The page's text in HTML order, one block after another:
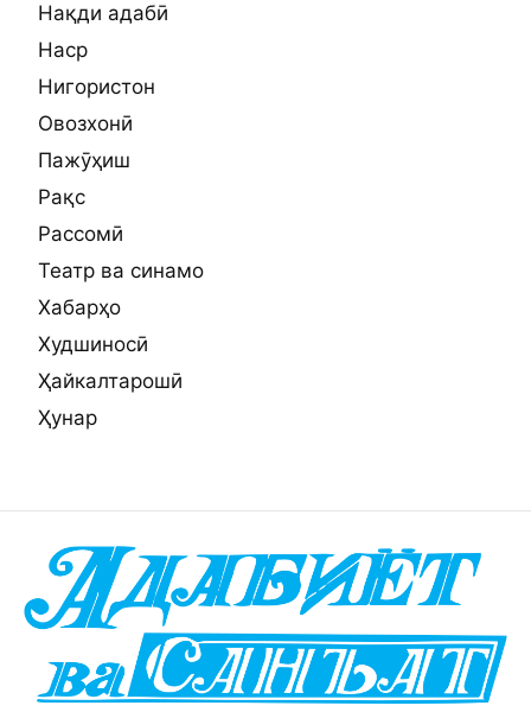
Нақди адабӣ
Наср
Нигористон
Овозхонӣ
Пажӯҳиш
Рақс
Рассомӣ
Театр ва синамо
Хабарҳо
Худшиносӣ
Ҳайкалтарошӣ
Ҳунар